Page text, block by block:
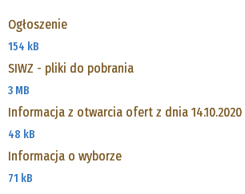
Ogłoszenie
154 kB
SIWZ - pliki do pobrania
3 MB
Informacja z otwarcia ofert z dnia 14.10.2020
48 kB
Informacja o wyborze
71 kB